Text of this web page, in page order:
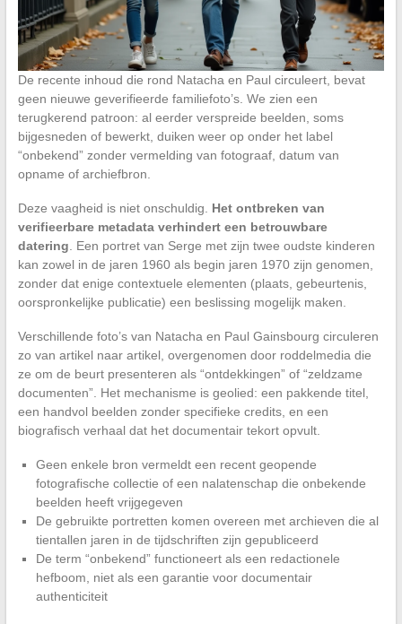
De recente inhoud die rond Natacha en Paul circuleert, bevat
geen nieuwe geverifieerde familiefoto’s. We zien een
terugkerend patroon: al eerder verspreide beelden, soms
bijgesneden of bewerkt, duiken weer op onder het label
“onbekend” zonder vermelding van fotograaf, datum van
opname of archiefbron.
Deze vaagheid is niet onschuldig. Het ontbreken van
verifieerbare metadata verhindert een betrouwbare
datering . Een portret van Serge met zijn twee oudste kinderen
kan zowel in de jaren 1960 als begin jaren 1970 zijn genomen,
zonder dat enige contextuele elementen (plaats, gebeurtenis,
oorspronkelijke publicatie) een beslissing mogelijk maken.
Verschillende foto’s van Natacha en Paul Gainsbourg circuleren
zo van artikel naar artikel, overgenomen door roddelmedia die
ze om de beurt presenteren als “ontdekkingen” of “zeldzame
documenten”. Het mechanisme is geolied: een pakkende titel,
een handvol beelden zonder specifieke credits, en een
biografisch verhaal dat het documentair tekort opvult.
Geen enkele bron vermeldt een recent geopende
fotografische collectie of een nalatenschap die onbekende
beelden heeft vrijgegeven
De gebruikte portretten komen overeen met archieven die al
tientallen jaren in de tijdschriften zijn gepubliceerd
De term “onbekend” functioneert als een redactionele
hefboom, niet als een garantie voor documentair
authenticiteit